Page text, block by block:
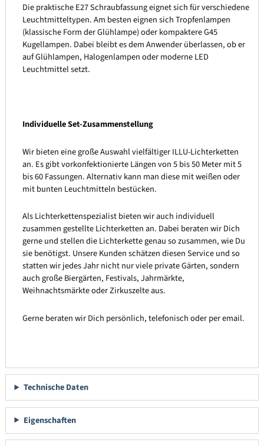
Die praktische E27 Schraubfassung eignet sich für verschiedene
Leuchtmitteltypen. Am besten eignen sich Tropfenlampen
(klassische Form der Glühlampe) oder kompaktere G45
Kugellampen. Dabei bleibt es dem Anwender überlassen, ob er
auf Glühlampen, Halogenlampen oder moderne LED
Leuchtmittel setzt.
Individuelle Set-Zusammenstellung
Wir bieten eine große Auswahl vielfältiger ILLU-Lichterketten
an. Es gibt vorkonfektionierte Längen von 5 bis 50 Meter mit 5
bis 60 Fassungen. Alternativ kann man diese mit weißen oder
mit bunten Leuchtmitteln bestücken.
Als Lichterkettenspezialist bieten wir auch individuell
zusammen gestellte Lichterketten an. Dabei beraten wir Dich
gerne und stellen die Lichterkette genau so zusammen, wie Du
sie benötigst. Unsere Kunden schätzen diesen Service und so
statten wir jedes Jahr nicht nur viele private Gärten, sondern
auch große Biergärten, Festivals, Jahrmärkte,
Weihnachtsmärkte oder Zirkuszelte aus.
Gerne beraten wir Dich persönlich, telefonisch oder per email.
Technische Daten
Eigenschaften